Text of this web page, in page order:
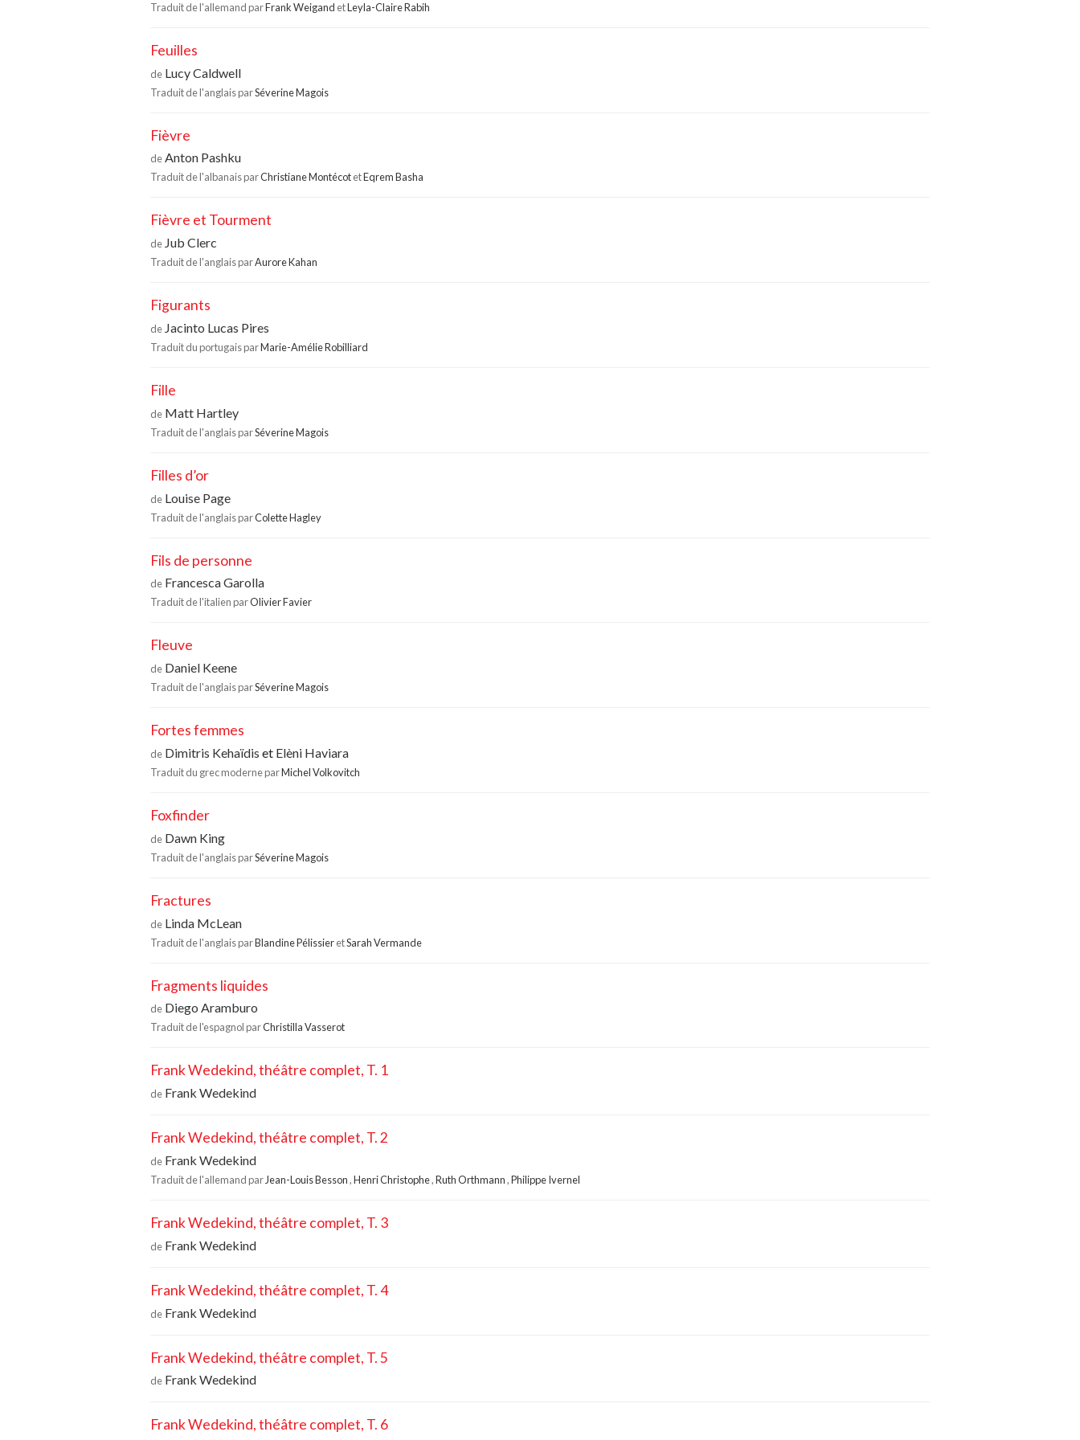
Traduit de l'allemand parFrank Weigand etLeyla-Claire Rabih
Feuilles
de Lucy Caldwell
Traduit de l'anglais parSéverine Magois
Fièvre
deAnton Pashku
Traduit de l'albanais parChristiane MontécotetEqrem Basha
Fièvre et Tourment
de Jub Clerc
Traduit de l'anglais parAurore Kahan
Figurants
de Jacinto Lucas Pires
Traduit du portugais parMarie-Amélie Robilliard
Fille
de Matt Hartley
Traduit de l'anglais parSéverine Magois
Filles d’or
de Louise Page
Traduit de l'anglais parColette Hagley
Fils de personne
de Francesca Garolla
Traduit de l'italien parOlivier Favier
Fleuve
de Daniel Keene
Traduit de l'anglais parSéverine Magois
Fortes femmes
de Dimitris Kehaïdis et Elèni Haviara
Traduit du grec moderne parMichel Volkovitch
Foxfinder
de Dawn King
Traduit de l'anglais parSéverine Magois
Fractures
de Linda McLean
Traduit de l'anglais parBlandine PélissieretSarah Vermande
Fragments liquides
de Diego Aramburo
Traduit de l'espagnol parChristilla Vasserot
Frank Wedekind, théâtre complet, T. 1
de Frank Wedekind
Frank Wedekind, théâtre complet, T. 2
de Frank Wedekind
Traduit de l'allemand par Jean-Louis Besson,Henri Christophe,Ruth Orthmann,Philippe Ivernel
Frank Wedekind, théâtre complet, T. 3
de Frank Wedekind
Frank Wedekind, théâtre complet, T. 4
de Frank Wedekind
Frank Wedekind, théâtre complet, T. 5
de Frank Wedekind
Frank Wedekind, théâtre complet, T. 6